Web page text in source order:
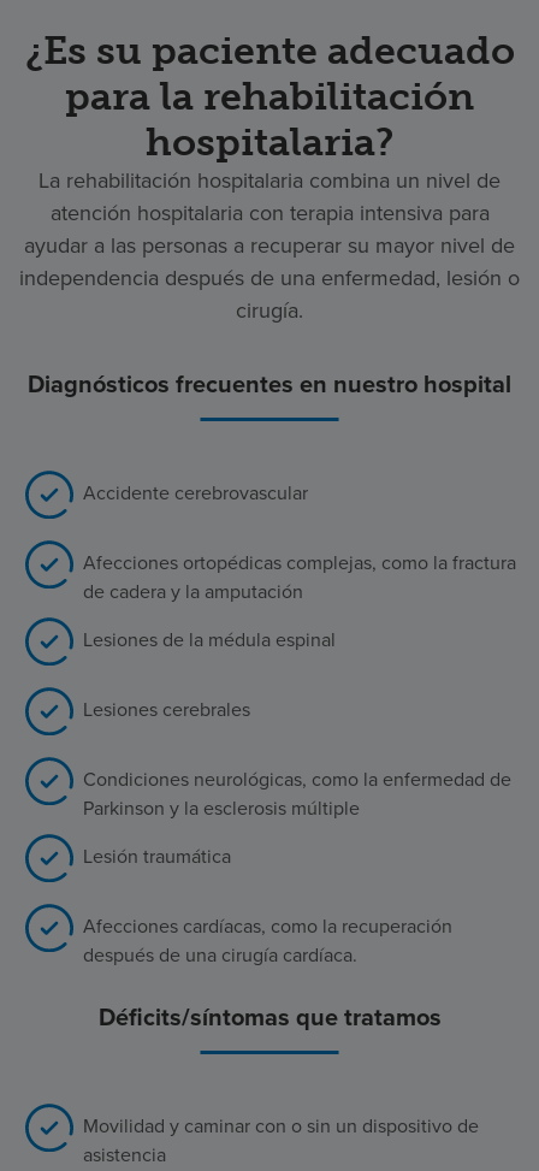
¿Es su paciente adecuado
para la rehabilitación
hospitalaria?
La rehabilitación hospitalaria combina un nivel de
atención hospitalaria con terapia intensiva para
ayudar a las personas a recuperar su mayor nivel de
independencia después de una enfermedad, lesión o
cirugía.
Diagnósticos frecuentes en nuestro hospital
Accidente cerebrovascular
Afecciones ortopédicas complejas, como la fractura
de cadera y la amputación
Lesiones de la médula espinal
Lesiones cerebrales
Condiciones neurológicas, como la enfermedad de
Parkinson y la esclerosis múltiple
Lesión traumática
Afecciones cardíacas, como la recuperación
después de una cirugía cardíaca.
Déficits/síntomas que tratamos
Movilidad y caminar con o sin un dispositivo de
asistencia